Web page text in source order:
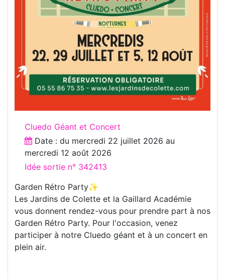
Cluedo Géant et Concert
Date : du mercredi 22 juillet 2026 au
mercredi 12 août 2026
Idée sortie n° 342413
Garden Rétro Party✨
Les Jardins de Colette et la Gaillard Académie
vous donnent rendez-vous pour prendre part à nos
Garden Rétro Party. Pour l'occasion, venez
participer à notre Cluedo géant et à un concert en
plein air.